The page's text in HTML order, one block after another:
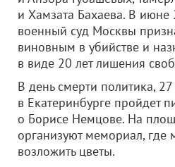
и Хамзата Бахаева. В
военный суд Москвы
виновным в убийстве и
в виде 20 лет лишения
В день смерти политика,
в Екатеринбурге пройдет
о Борисе Немцове. На
организуют мемориал, где
возложить цветы.